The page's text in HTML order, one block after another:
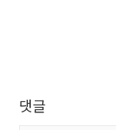
댓글